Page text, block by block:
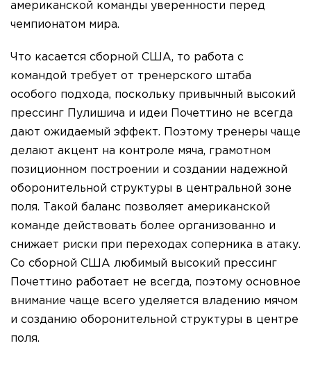
американской команды уверенности перед
чемпионатом мира.
Что касается сборной США, то работа с
командой требует от тренерского штаба
особого подхода, поскольку привычный высокий
прессинг Пулишича и идеи Почеттино не всегда
дают ожидаемый эффект. Поэтому тренеры чаще
делают акцент на контроле мяча, грамотном
позиционном построении и создании надежной
оборонительной структуры в центральной зоне
поля. Такой баланс позволяет американской
команде действовать более организованно и
снижает риски при переходах соперника в атаку.
Со сборной США любимый высокий прессинг
Почеттино работает не всегда, поэтому основное
внимание чаще всего уделяется владению мячом
и созданию оборонительной структуры в центре
поля.